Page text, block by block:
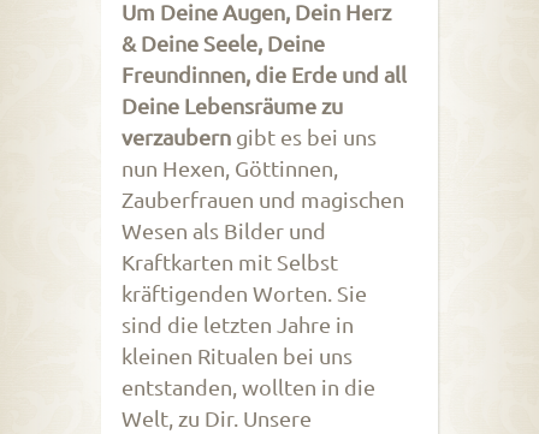
Um Deine Augen, Dein Herz
& Deine Seele, Deine
Freundinnen, die Erde und all
Deine Lebensräume zu
verzaubern gibt es bei uns
nun Hexen, Göttinnen,
Zauberfrauen und magischen
Wesen als Bilder und
Kraftkarten mit Selbst
kräftigenden Worten. Sie
sind die letzten Jahre in
kleinen Ritualen bei uns
entstanden, wollten in die
Welt, zu Dir. Unsere